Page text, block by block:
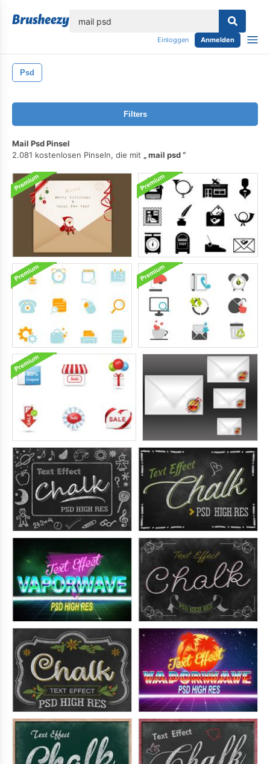
Einloggen Anmelden
Psd
Filters
Mail Psd Pinsel
2.081 kostenlosen Pinseln, die mit
mail psd